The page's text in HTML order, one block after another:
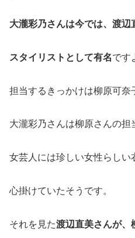
大瀧彩乃さんは今では、渡辺
スタイリストとして有名です
担当するきっかけは柳原可奈
大瀧彩乃さんは柳原さんの担
女芸人には珍しい女性らしい
心掛けていたそうです。
それを見た渡辺直美さんが、